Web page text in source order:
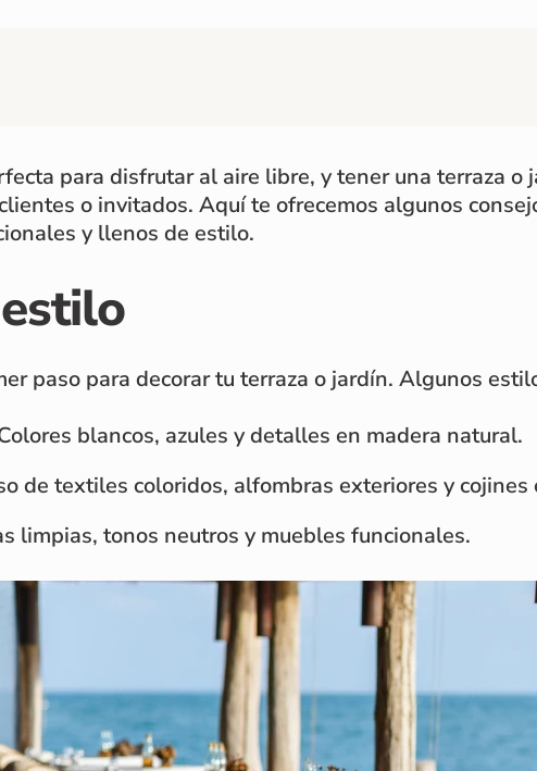
para disfrutar al aire libre, y tener una terraza
o invitados. Aquí te ofrecemos algunos
y llenos de estilo.
paso para decorar tu terraza o jardín. Algunos
blancos, azules y detalles en madera natural.
de textiles coloridos, alfombras exteriores y cojines
limpias, tonos neutros y muebles funcionales.